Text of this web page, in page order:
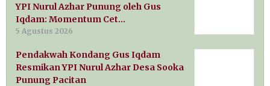
YPI Nurul Azhar Punung oleh Gus
Iqdam: Momentum Cet…
5 Agustus 2026
Pendakwah Kondang Gus Iqdam
Resmikan YPI Nurul Azhar Desa Sooka
Punung Pacitan